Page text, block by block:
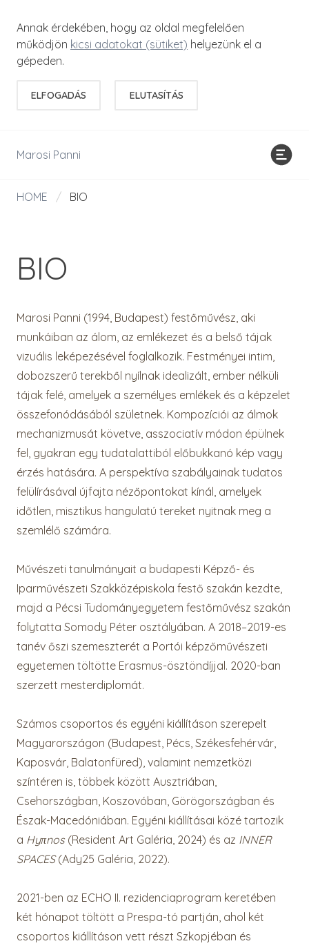
Annak érdekében, hogy az oldal megfelelően
működjön kicsi adatokat (sütiket) helyezünk el a
gépeden.
ELFOGADÁS ELUTASÍTÁS
Marosi Panni
HOME / BIO
BIO
Marosi Panni (1994, Budapest) festőművész, aki
munkáiban az álom, az emlékezet és a belső tájak
vizuális leképezésével foglalkozik. Festményei intim,
dobozszerű terekből nyílnak idealizált, ember nélküli
tájak felé, amelyek a személyes emlékek és a képzelet
összefonódásából születnek. Kompozíciói az álmok
mechanizmusát követve, asszociatív módon épülnek
fel, gyakran egy tudatalattiból előbukkanó kép vagy
érzés hatására. A perspektíva szabályainak tudatos
felülírásával újfajta nézőpontokat kínál, amelyek
időtlen, misztikus hangulatú tereket nyitnak meg a
szemlélő számára.
Művészeti tanulmányait a budapesti Képző- és
Iparművészeti Szakközépiskola festő szakán kezdte,
majd a Pécsi Tudományegyetem festőművész szakán
folytatta Somody Péter osztályában. A 2018–2019-es
tanév őszi szemeszterét a Portói képzőművészeti
egyetemen töltötte Erasmus-ösztöndíjjal. 2020-ban
szerzett mesterdiplomát.
Számos csoportos és egyéni kiállításon szerepelt
Magyarországon (Budapest, Pécs, Székesfehérvár,
Kaposvár, Balatonfüred), valamint nemzetközi
színtéren is, többek között Ausztriában,
Csehországban, Koszovóban, Görögországban és
Észak-Macedóniában. Egyéni kiállításai közé tartozik
a Hyπnos (Resident Art Galéria, 2024) és az INNER
SPACES(Ady25 Galéria, 2022).
2021-ben az ECHO II. rezidenciaprogram keretében
két hónapot töltött a Prespa-tó partján, ahol két
csoportos kiállításon vett részt Szkopjéban és